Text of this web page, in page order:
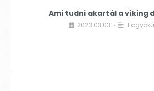
Ami tudni akartál a viking
2023.03.03. •